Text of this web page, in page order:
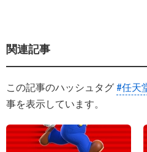
関連記事
この記事のハッシュタグ #任天
事を表示しています。